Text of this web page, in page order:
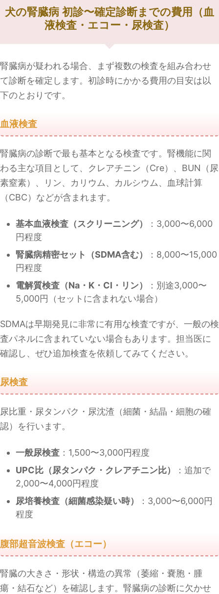
犬の腎臓病 初診〜確定診断までの費用（血
液検査・エコー・尿検査）
腎臓病が疑われる場合、まず複数の検査を組み合わせ
て診断を確定します。初診時にかかる費用の目安は以
下のとおりです。
血液検査
腎臓病の診断で最も基本となる検査です。腎機能に関
わる主な項目として、クレアチニン（Cre）、BUN（尿
素窒素）、リン、カリウム、カルシウム、血球計算
（CBC）などが含まれます。
基本血液検査（スクリーニング）
：3,000〜6,000
円程度
腎臓病精密セット（SDMA含む）
：8,000〜15,000
円程度
電解質検査（Na・K・Cl・リン）
：別途3,000〜
5,000円（セットに含まれない場合）
SDMAは早期発見に非常に有用な検査ですが、一般の検
査パネルに含まれていない場合もあります。担当医に
確認し、ぜひ追加検査を依頼してみてください。
尿検査
尿比重・尿タンパク・尿沈渣（細菌・結晶・細胞の確
認）を行います。
一般尿検査 ：1,500〜3,000円程度
UPC比（尿タンパク・クレアチニン比）
：追加で
2,000〜4,000円程度
尿培養検査（細菌感染疑い時）
：3,000〜6,000円
程度
腹部超音波検査（エコー）
腎臓の大きさ・形状・構造の異常（萎縮・嚢胞・腫
瘍・結石など）を確認します。腎臓病の診断に欠かせ